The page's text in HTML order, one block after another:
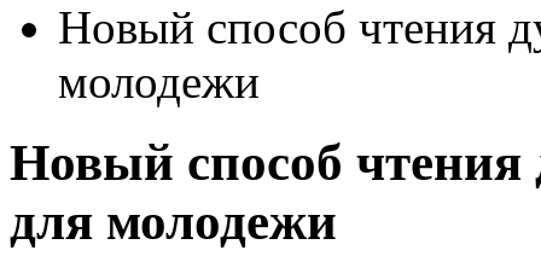
Новый способ чтения
молодежи
Новый способ
для молодежи